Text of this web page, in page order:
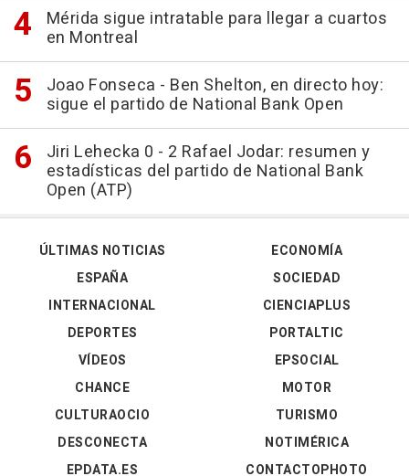
Mérida sigue intratable para llegar a cuartos
en Montreal
Joao Fonseca - Ben Shelton, en directo hoy:
sigue el partido de National Bank Open
Jiri Lehecka 0 - 2 Rafael Jodar: resumen y
estadísticas del partido de National Bank
Open (ATP)
ÚLTIMAS NOTICIAS
ESPAÑA
INTERNACIONAL
DEPORTES
VÍDEOS
ECONOMÍA
SOCIEDAD
CIENCIAPLUS
PORTALTIC
EPSOCIAL
CHANCE
CULTURAOCIO
DESCONECTA
EPDATA.ES
MOTOR
TURISMO
NOTIMÉRICA
CONTACTOPHOTO